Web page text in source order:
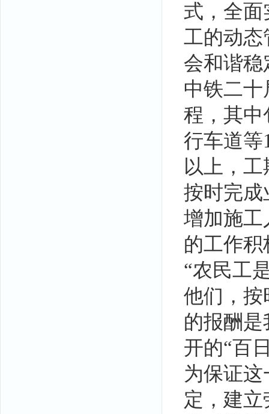
式，全面
工的动态
会和谐稳
中铁二
程，其中
行车道等
以上，
按时完成
增加施工
的工作
“农民工
他们，按
的报酬
开的“百
为保证
定，建